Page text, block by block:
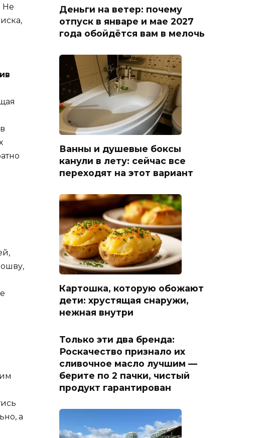
Не
а
Деньги на ветер: почему
отпуск в январе и мае 2027
года обойдётся вам в мелочь
Ванны и душевые боксы
канули в лету: сейчас все
переходят на этот вариант
Картошка, которую обожают
дети: хрустящая снаружи,
нежная внутри
Только эти два бренда:
Роскачество признало их
сливочное масло лучшим —
берите по 2 пачки, чистый
продукт гарантирован